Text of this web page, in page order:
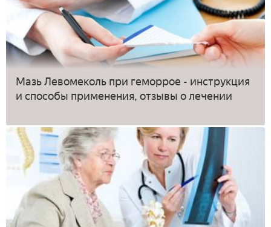
Мазь Левомеколь при геморрое - инструкция
и способы применения, отзывы о лечении